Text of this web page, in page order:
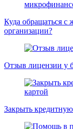
Куда обращаться
организации?
Отзыв лицензии у
Закрыть